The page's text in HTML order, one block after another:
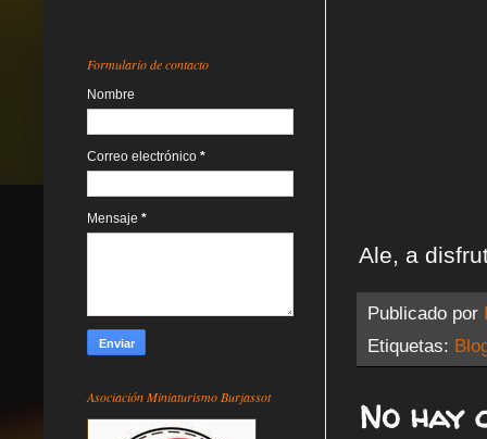
Ale, a
Publicado por
Etiquetas:
No hay
Formulario de contacto
Nombre
Correo electrónico *
Mensaje *
Asociación Miniaturismo Burjassot